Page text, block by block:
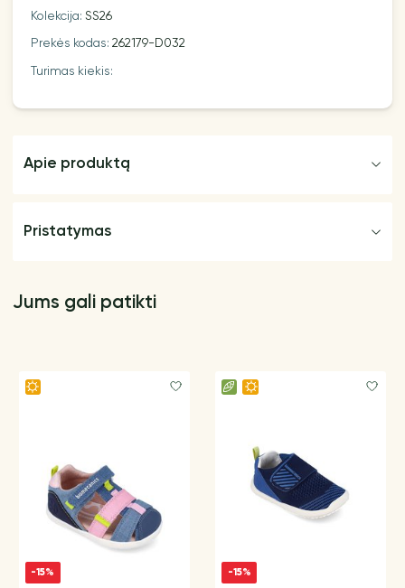
Kolekcija:SS26
Prekės kodas:262179-D032
Turimas kiekis:
Apie produktą
Pristatymas
Jums gali patikti
-15% -15%